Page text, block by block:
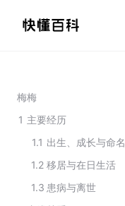
梅梅
1 主要经历
1.1 出生、成长与命名
1.2 移居与在日生活
1.3 患病与离世